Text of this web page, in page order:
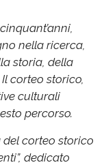
nella ricerca,
storia, della
corteo storico,
culturali
percorso.
del corteo storico
dedicato